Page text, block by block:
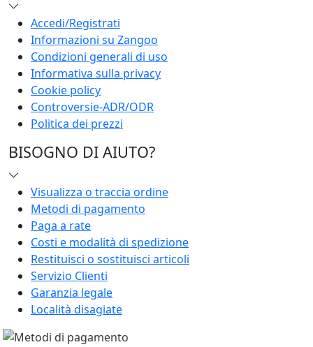
Accedi/Registrati
Informazioni su Zangoo
Condizioni generali di uso
Informativa sulla privacy
Cookie policy
Controversie-ADR/ODR
Politica dei prezzi
BISOGNO DI AIUTO?
Visualizza o traccia ordine
Metodi di pagamento
Paga a rate
Costi e modalità di spedizione
Restituisci o sostituisci articoli
Servizio Clienti
Garanzia legale
Località disagiate